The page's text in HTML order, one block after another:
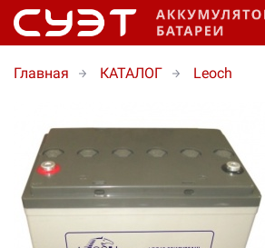
Главная КАТАЛОГ Leoch